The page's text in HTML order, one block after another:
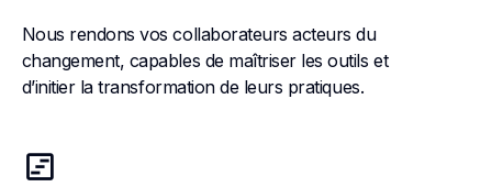
Nous rendons vos collaborateurs acteurs du
changement, capables de maîtriser les outils et
d’initier la transformation de leurs pratiques.
view_timeline